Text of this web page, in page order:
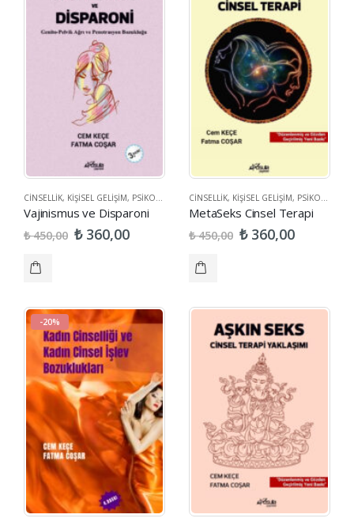
CINSELLIK, KIŞISEL GELIŞIM, PSIKOLOJI SAĞLIK
Vajinismus ve Disparoni
₺450,00 ₺360,00
CINSELLIK, KIŞISEL GELIŞIM, PSIKOLOJI
MetaSeks Cinsel Terapi
₺450,00 ₺360,00
-20%